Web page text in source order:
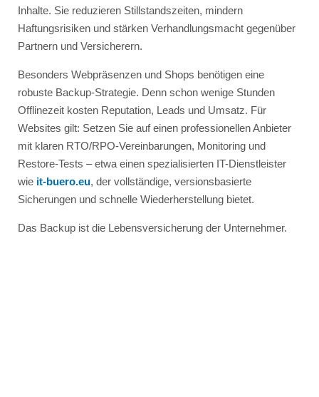
Inhalte. Sie reduzieren Stillstandszeiten, mindern
Haftungsrisiken und stärken Verhandlungsmacht gegenüber
Partnern und Versicherern.
Besonders Webpräsenzen und Shops benötigen eine
robuste Backup-Strategie. Denn schon wenige Stunden
Offlinezeit kosten Reputation, Leads und Umsatz. Für
Websites gilt: Setzen Sie auf einen professionellen Anbieter
mit klaren RTO/RPO-Vereinbarungen, Monitoring und
Restore-Tests – etwa einen spezialisierten IT-Dienstleister
wie it-buero.eu, der vollständige, versionsbasierte
Sicherungen und schnelle Wiederherstellung bietet.
Das Backup ist die Lebensversicherung der Unternehmer.